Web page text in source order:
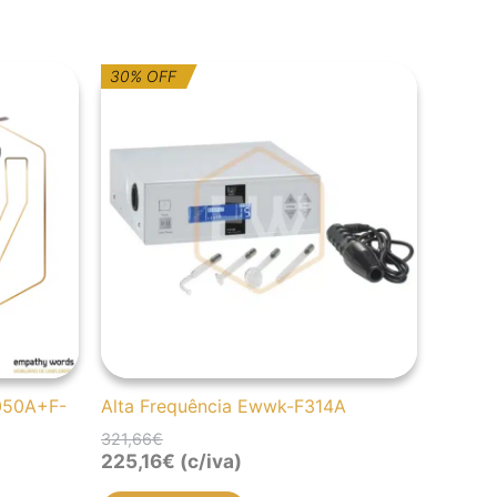
30% OFF
Alta Frequência Ewwk-F314A
321,66€
O
preço
321,66€.
O
preço
225,16€.
225,16€ (c/iva)